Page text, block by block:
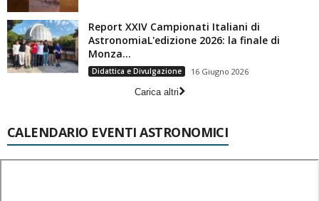
Report XXIV Campionati Italiani di
AstronomiaL'edizione 2026: la finale di
Monza...
Didattica e Divulgazione
16 Giugno 2026
Carica altri
CALENDARIO EVENTI ASTRONOMICI